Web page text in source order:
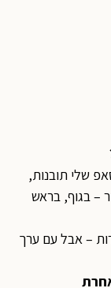
שלי תובנות,
בגוף, בראש
– אבל עם ערך